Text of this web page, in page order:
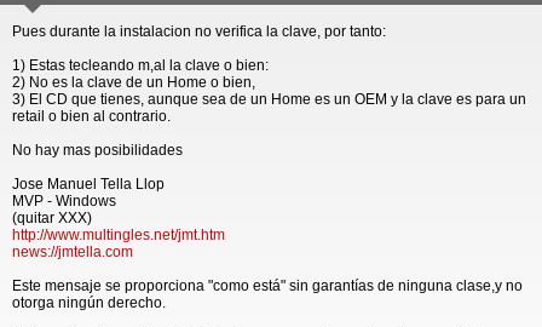
Pues durante la instalacion no verifica la clave, por tanto:
1) Estas tecleando m,al la clave o bien:
2) No es la clave de un Home o bien,
3) El CD que tienes, aunque sea de un Home es un OEM y la clave es para un
retail o bien al contrario.
No hay mas posibilidades
Jose Manuel Tella Llop
MVP - Windows
(quitar XXX)
http://www.multingles.net/jmt.htm
news://jmtella.com
Este mensaje se proporciona "como está" sin garantías de ninguna clase,y no
otorga ningún derecho.